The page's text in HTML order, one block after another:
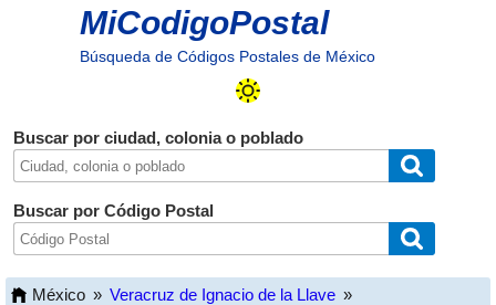
MiCodigoPostal
Búsqueda de Códigos Postales de México
Buscar por ciudad, colonia o poblado
Buscar por Código Postal
México » Veracruz de Ignacio de la Llave »